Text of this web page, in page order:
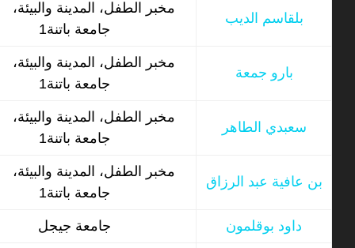
مخبر الطفل، المدينة والبيئة،
بلقاسم الديب
مخبر الطفل، المدينة والبيئة،
بارو جمعة
مخبر الطفل، المدينة والبيئة،
سعبدي الطاهر
مخبر الطفل، المدينة والبيئة،
بن عافية عبد الرزاق
داود بوقلمون